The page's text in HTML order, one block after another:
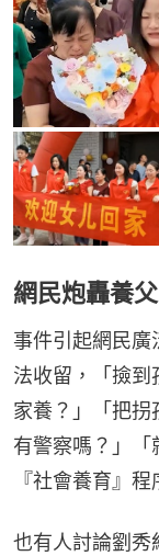
網民炮轟養
事件引起網民廣
法收留，「撿到
家養？」「把
有警察嗎？」「
『社會養育』
也有人討論劉秀